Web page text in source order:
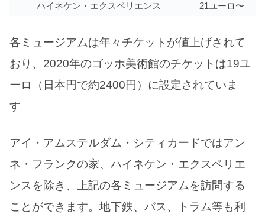
ハイネケン・エクスペリエンス
21ユーロ〜
各ミュージアムは年々チケットが値上げされて
おり、2020年のゴッホ美術館のチケットは19ユ
ーロ（日本円で約2400円）に設定されていま
す。
アイ・アムステルダム・シティカードではアン
ネ・フランクの家、ハイネケン・エクスペリエ
ンスを除き、上記の各ミュージアムを訪問する
ことができます。地下鉄、バス、トラム等も利